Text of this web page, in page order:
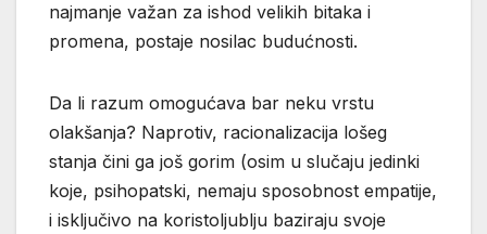
najmanje važan za ishod velikih bitaka i
promena, postaje nosilac budućnosti.
Da li razum omogućava bar neku vrstu
olakšanja? Naprotiv, racionalizacija lošeg
stanja čini ga još gorim (osim u slučaju jedinki
koje, psihopatski, nemaju sposobnost empatije,
i isključivo na koristoljublju baziraju svoje